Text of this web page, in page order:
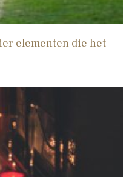
elementen die het